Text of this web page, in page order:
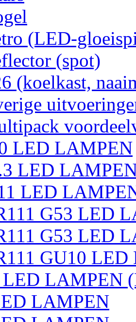
(LED-
(spot)
(koelkast,
LED LAMPEN
LED
LED
G53 LED
G53 LED
GU10
LED LAMPEN
LAMPEN